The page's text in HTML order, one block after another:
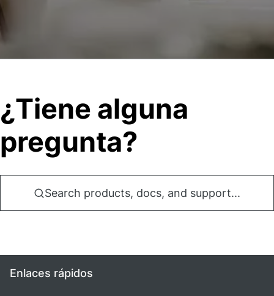
¿Tiene alguna
pregunta?
Search products, docs, and support...
Enlaces rápidos